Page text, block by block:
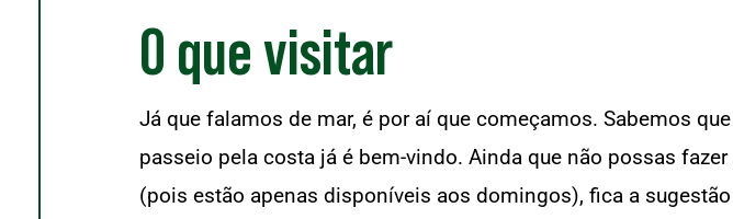
O que visitar
Já que falamos de mar, é por aí que começamos. Sabemos
passeio pela costa já é bem-vindo. Ainda que não possas
(pois estão apenas disponíveis aos domingos), fica a